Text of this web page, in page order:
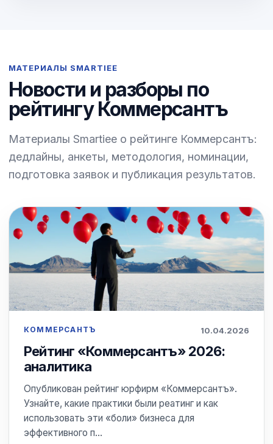
МАТЕРИАЛЫ SMARTIEE
Новости и разборы по
рейтингу Коммерсантъ
Материалы Smartiee о рейтинге Коммерсантъ:
дедлайны, анкеты, методология, номинации,
подготовка заявок и публикация результатов.
КОММЕРСАНТЪ 10.04.2026
Рейтинг «Коммерсантъ» 2026:
аналитика
Опубликован рейтинг юрфирм «Коммерсантъ».
Узнайте, какие практики были реатинг и как
использовать эти «боли» бизнеса для
эффективного п…